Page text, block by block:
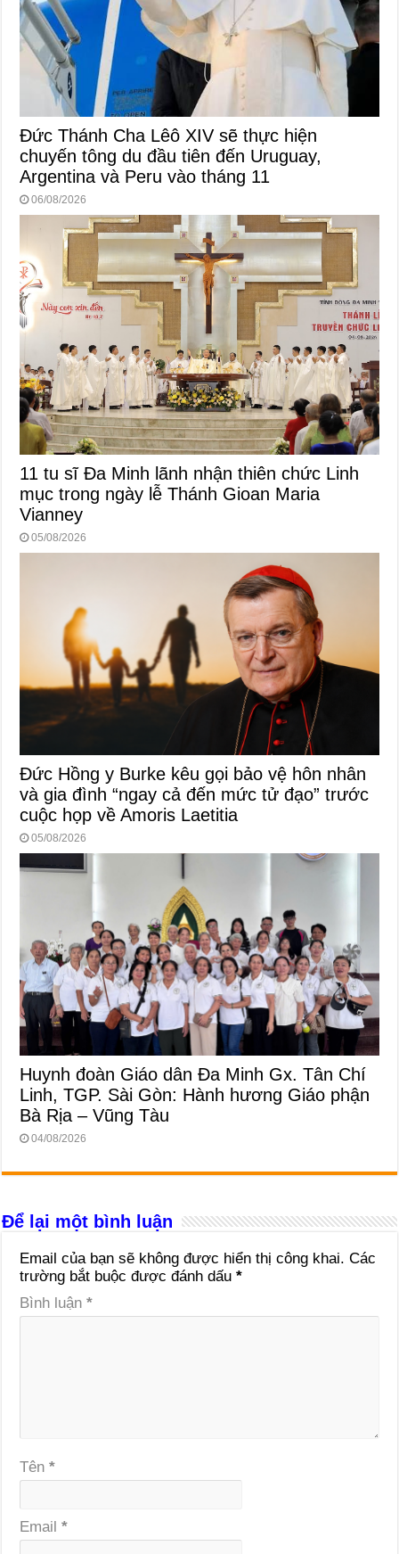
Đức Thánh Cha Lêô XIV sẽ thực hiện
chuyến tông du đầu tiên đến Uruguay,
Argentina và Peru vào tháng 11
06/08/2026
11 tu sĩ Đa Minh lãnh nhận thiên chức Linh
mục trong ngày lễ Thánh Gioan Maria
Vianney
05/08/2026
Đức Hồng y Burke kêu gọi bảo vệ hôn nhân
và gia đình “ngay cả đến mức tử đạo” trước
cuộc họp về Amoris Laetitia
05/08/2026
Huynh đoàn Giáo dân Đa Minh Gx. Tân Chí
Linh, TGP. Sài Gòn: Hành hương Giáo phận
Bà Rịa – Vũng Tàu
04/08/2026
Để lại một bình luận
Email của bạn sẽ không được hiển thị công khai. Các
trường bắt buộc được đánh dấu*
Bình luận*
Tên*
Email*